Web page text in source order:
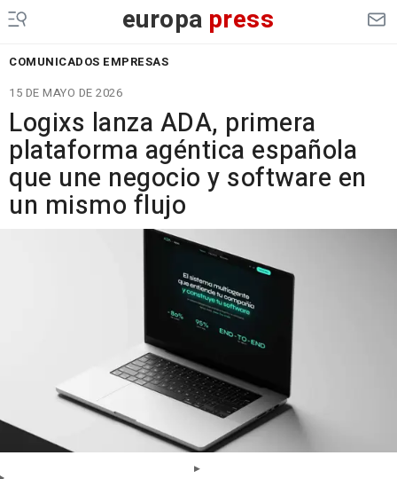
europa press
COMUNICADOS EMPRESAS
15 DE MAYO DE 2026
Logixs lanza ADA, primera
plataforma agéntica española
que une negocio y software en
un mismo flujo